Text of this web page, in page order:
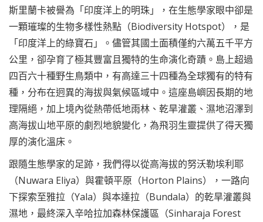
斯里蘭卡被譽為「印度洋上的明珠」，在生態學家眼中卻是
一顆璀璨的生物多樣性熱點（Biodiversity Hotspot），是
「印度洋上的綠寶石」。儘管其國土面積僅約六萬五千平方
公里，卻孕育了極其豐富且獨特的生命演化奇蹟。島上超過
四百六十種野生鳥類中，有高達三十四種為全球獨有的特有
種，分布在迥異的海拔與氣候區域中。這座島嶼因長期的地
理隔絕，加上境內從熱帶低地雨林、乾旱灌叢、濕地沼澤到
高海拔山地平原的劇烈地貌變化，為飛羽生靈提供了得天獨
厚的演化溫床。
跟隨生態學家的足跡，我們得以從高海拔的努沃勒埃利耶
（Nuwara Eliya）與霍頓平原（Horton Plains），一路向
下探索至雅拉（Yala）與本達拉（Bundala）的乾旱灌叢與
濕地，最終深入辛哈拉加森林保護區（Sinharaja Forest